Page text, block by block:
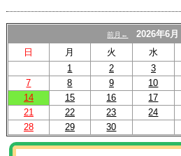
前月← 2026年6月
日 月 火 水
1
2 3
7
8 9 10
14
15 16 17
21
22 23 24
28
29 30